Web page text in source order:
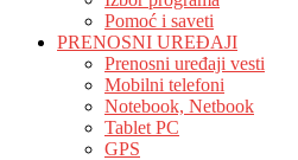
Pomoć i saveti
PRENOSNI UREĐAJI
Prenosni uređaji vesti
Mobilni telefoni
Notebook, Netbook
Tablet PC
GPS